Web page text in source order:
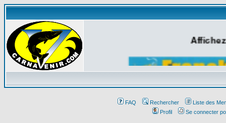
FAQ Rechercher
Liste des
Profil
Se connecter